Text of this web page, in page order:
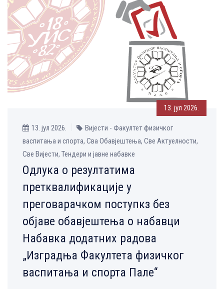
13. јул 2026.
13. јул 2026.
Вијести - Факултет физичког
васпитања и спорта, Сва Обавјештења, Све Aктуелности,
Све Вијести, Тендери и јавне набавке
Одлукa о резултатима
претквалификације у
преговарачком поступкз без
објаве обавјештења о набавци
Набавка додатних радова
„Изградња Факултета физичког
васпитања и спорта Пале“